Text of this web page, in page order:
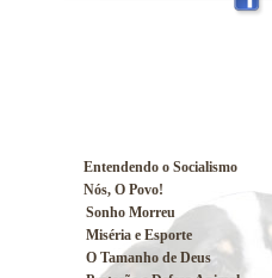
Entendendo o Socialismo
Nós, O Povo!
Sonho Morreu
Miséria e Esporte
O Tamanho de Deus